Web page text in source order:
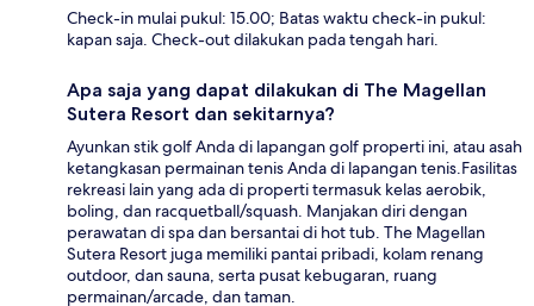
Check-in mulai pukul: 15.00; Batas waktu check-in pukul:
kapan saja. Check-out dilakukan pada tengah hari.
Apa saja yang dapat dilakukan di The Magellan
Sutera Resort dan sekitarnya?
Ayunkan stik golf Anda di lapangan golf properti ini, atau asah
ketangkasan permainan tenis Anda di lapangan tenis.Fasilitas
rekreasi lain yang ada di properti termasuk kelas aerobik,
boling, dan racquetball/squash. Manjakan diri dengan
perawatan di spa dan bersantai di hot tub. The Magellan
Sutera Resort juga memiliki pantai pribadi, kolam renang
outdoor, dan sauna, serta pusat kebugaran, ruang
permainan/arcade, dan taman.